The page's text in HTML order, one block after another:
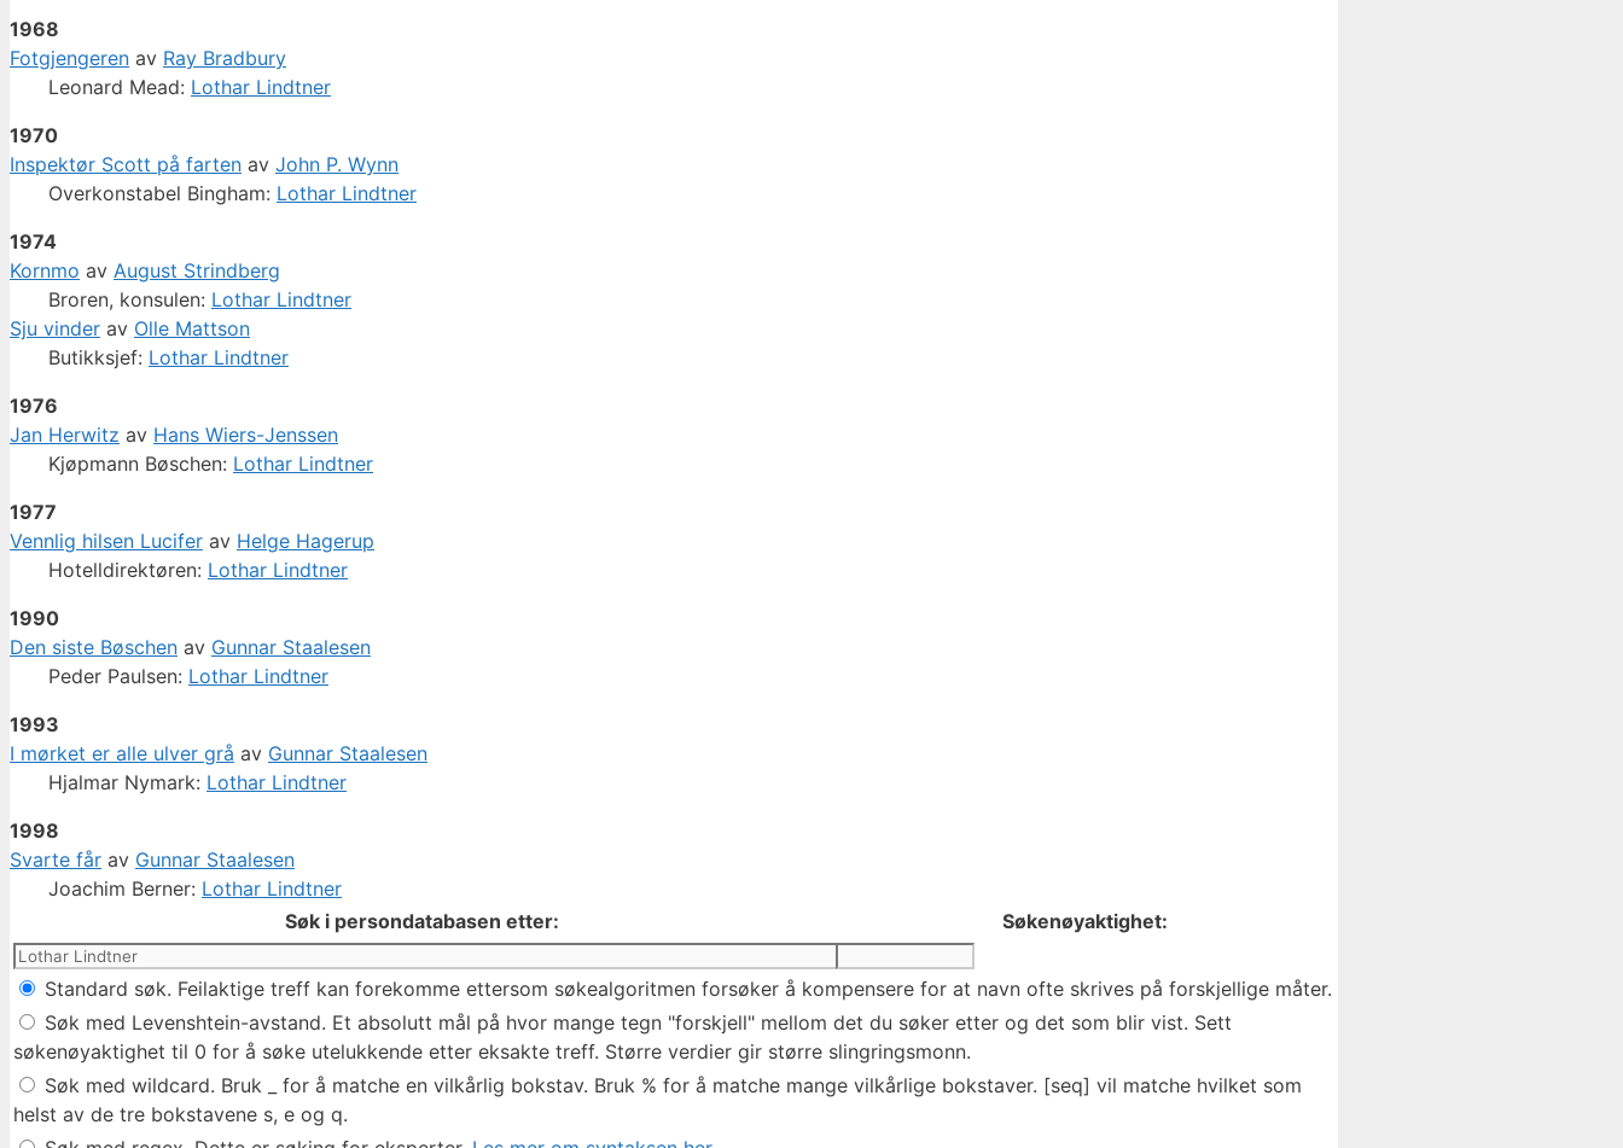
1968
Fotgjengeren av Ray Bradbury
Leonard Mead: Lothar Lindtner
1970
Inspektør Scott på farten av John P. Wynn
Overkonstabel Bingham: Lothar Lindtner
1974
Kornmo av August Strindberg
Broren, konsulen: Lothar Lindtner
Sju vinder av Olle Mattson
Butikksjef: Lothar Lindtner
1976
Jan Herwitz av Hans Wiers-Jenssen
Kjøpmann Bøschen: Lothar Lindtner
1977
Vennlig hilsen Lucifer av Helge Hagerup
Hotelldirektøren: Lothar Lindtner
1990
Den siste Bøschen av Gunnar Staalesen
Peder Paulsen: Lothar Lindtner
1993
I mørket er alle ulver grå av Gunnar Staalesen
Hjalmar Nymark: Lothar Lindtner
1998
Svarte får av Gunnar Staalesen
Joachim Berner: Lothar Lindtner
Søk i persondatabasen etter:
Søkenøyaktighet:
Standard søk. Feilaktige treff kan forekomme ettersom søkealgoritmen forsøker å kompensere for at navn ofte skrives på forskjellige måter.
Søk med Levenshtein-avstand. Et absolutt mål på hvor mange tegn "forskjell" mellom det du søker etter og det som blir vist. Sett
søkenøyaktighet til 0 for å søke utelukkende etter eksakte treff. Større verdier gir større slingringsmonn.
Søk med wildcard. Bruk _ for å matche en vilkårlig bokstav. Bruk % for å matche mange vilkårlige bokstaver. [seq] vil matche hvilket som
helst av de tre bokstavene s, e og q.